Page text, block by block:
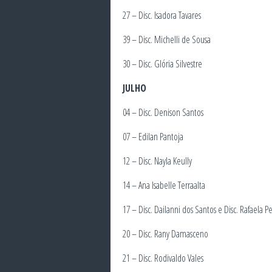
27 – Disc. Isadora Tavares
39 – Disc. Michelli de Sousa
30 – Disc. Glória Silvestre
JULHO
04 – Disc. Denison Santos
07 – Edilan Pantoja
12 – Disc. Nayla Keully
14 – Ana Isabelle Terraalta
17 – Disc. Dailanni dos Santos e Disc. Rafaela
20 – Disc. Rany Damasceno
21 – Disc. Rodivaldo Vales